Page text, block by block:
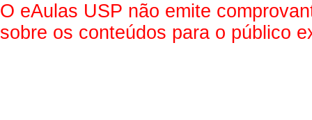
O eAulas USP não emite
sobre os conteúdos para o público